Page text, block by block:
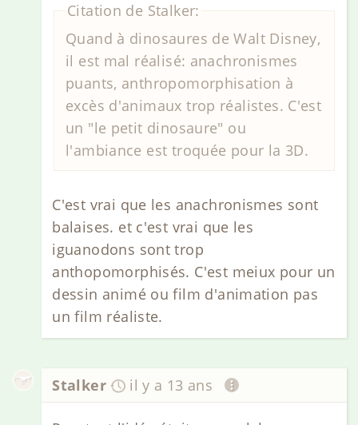
Citation de Stalker:
Quand à dinosaures de Walt Disney,
il est mal réalisé: anachronismes
puants, anthropomorphisation à
excès d'animaux trop réalistes. C'est
un "le petit dinosaure" ou
l'ambiance est troquée pour la 3D.
C'est vrai que les anachronismes sont
balaises. et c'est vrai que les
iguanodons sont trop
anthopomorphisés. C'est meiux pour un
dessin animé ou film d'animation pas
un film réaliste.
Stalker il y a 13 ans